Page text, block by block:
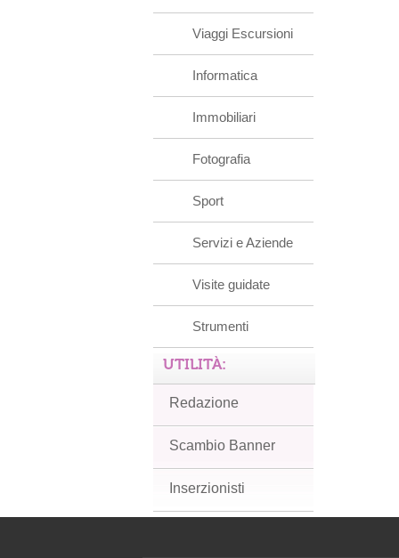
Viaggi Escursioni
Informatica
Immobiliari
Fotografia
Sport
Servizi e Aziende
Visite guidate
Strumenti
UTILITÀ:
Redazione
Scambio Banner
Inserzionisti